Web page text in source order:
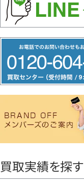
リ
ー
ヤ
買取実績を探す